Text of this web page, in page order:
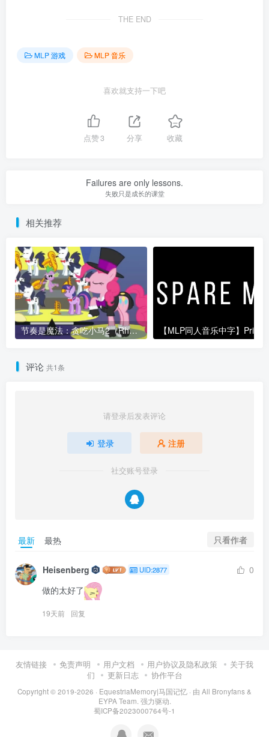
THE END
MLP 游戏 MLP 音乐
喜欢就支持一下吧
点赞3 分享 收藏
Failures are only lessons.
失败只是成长的课堂
相关推荐
节奏是魔法：贪吃小马2（Rhythm is Magic Peckish Pony 2）
评论 共1条
请登录后发表评论
登录 注册
社交账号登录
最新 最热 只看作者
Heisenberg UID:2877
0
做的太好了
19天前 回复
友情链接 免责声明 用户文档 用户协议及隐私政策
关于我
们
更新日志 协作平台
Copyright © 2019-2026 · EquestriaMemory|马国记忆 · 由 All Bronyfans &
EYPA Team. 强力驱动.
蜀ICP备2023000764号-1